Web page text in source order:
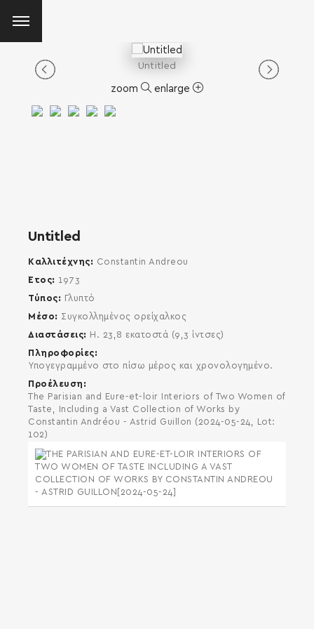
Untitled
zoom enlarge
Untitled
Καλλιτέχνης
Constantin Andreou
Έτος
1973
Τύπος
Γλυπτό
Μέσο
Συγκολλημένος ορείχαλκος
Διαστάσεις
H. 23,8 εκατοστά (9,3 ίντσες)
Πληροφορίες
Υπογεγραμμένο στο πίσω μέρος και χρονολογημένο.
Προέλευση
The Parisian and Eure-et-loir Interiors of Two Women of
Taste, Including a Vast Collection of Works by
Constantin Andréou - Astrid Guillon (2024-05-24, Lot:
102)